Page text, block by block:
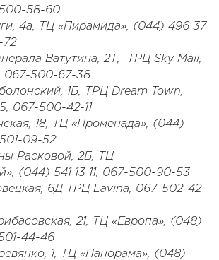
58-60
4а, ТЦ «Пирамида», (044) 496 37
72
Ватутина, 2Т, ТРЦ Sky Mall,
067-500-67-38
1Б, ТРЦ Dream Town,
067-500-42-11
18, ТЦ «Променада», (044)
09-52
Расковой, 2Б, ТЦ
(044) 541 13 11, 067-500-90-53
6Д ТРЦ Lavina, 067-502-42-
21, ТЦ «Европа», (048)
44-46
1, ТЦ «Панорама», (048)